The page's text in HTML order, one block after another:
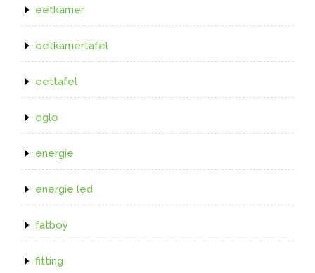
eetkamer
eetkamertafel
eettafel
eglo
energie
energie led
fatboy
fitting